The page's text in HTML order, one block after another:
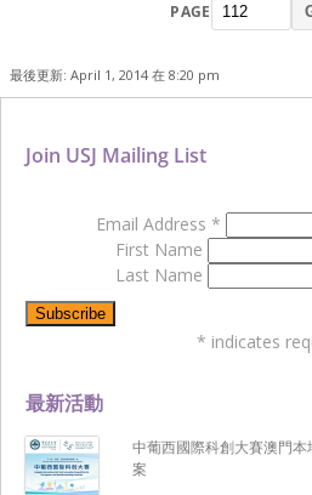
PAGE
最後更新: April 1, 2014 在 8:20 pm
最新活動
中葡西國際科創大賽澳門
案
Join USJ Mailing List
Email Address *
First Name
Last Name
* indicates